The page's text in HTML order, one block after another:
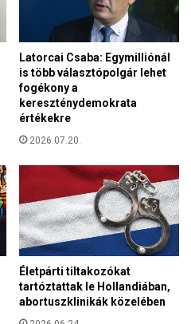
Latorcai Csaba: Egymilliónál
is több választópolgár lehet
fogékony a
kereszténydemokrata
értékekre
2026.07.20.
Életpárti tiltakozókat
tartóztattak le Hollandiában,
abortuszklinikák közelében